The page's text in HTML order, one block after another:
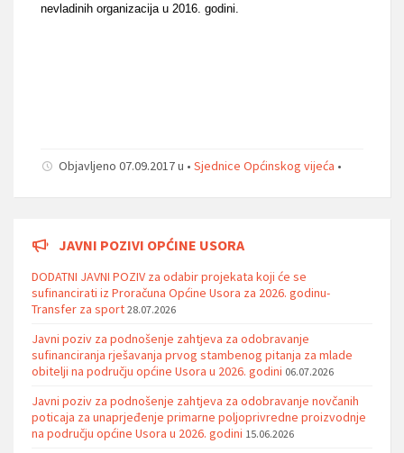
nevladinih organizacija u 2016. godini.
Objavljeno 07.09.2017 u • Sjednice Općinskog vijeća •
JAVNI POZIVI OPĆINE USORA
DODATNI JAVNI POZIV za odabir projekata koji će se
sufinancirati iz Proračuna Općine Usora za 2026. godinu-
Transfer za sport 28.07.2026
Javni poziv za podnošenje zahtjeva za odobravanje
sufinanciranja rješavanja prvog stambenog pitanja za mlade
obitelji na području općine Usora u 2026. godini 06.07.2026
Javni poziv za podnošenje zahtjeva za odobravanje novčanih
poticaja za unaprjeđenje primarne poljoprivredne proizvodnje
na području općine Usora u 2026. godini 15.06.2026